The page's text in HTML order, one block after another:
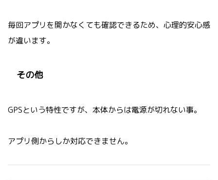
毎回アプリを開かなくても確認できるため、心理的安心感
が違います。
その他
GPSという特性ですが、本体からは電源が切れない事。
アプリ側からしか対応できません。